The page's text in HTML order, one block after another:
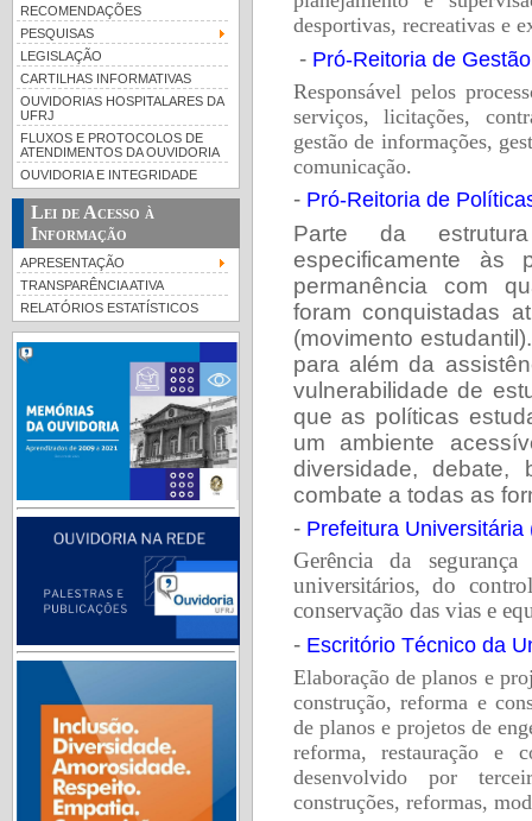
RECOMENDAÇÕES
PESQUISAS
LEGISLAÇÃO
CARTILHAS INFORMATIVAS
OUVIDORIAS HOSPITALARES DA
UFRJ
FLUXOS E PROTOCOLOS DE
ATENDIMENTOS DA OUVIDORIA
OUVIDORIA E INTEGRIDADE
Lei de Acesso à
Informação
APRESENTAÇÃO
TRANSPARÊNCIA ATIVA
RELATÓRIOS ESTATÍSTICOS
desportivas, recreativas e
-Pró-Reitoria de
Responsável pelos
serviços, licitações,
gestão de informações,
comunicação.
-Pró-Reitoria de
Parte da
especificamente às
permanência com
foram conquistadas
(movimento
para além da
vulnerabilidade de
que as políticas
um ambiente
diversidade, debate,
combate a todas as
- Prefeitura Universitária
Gerência da
universitários, do
conservação das vias e
- Escritório Técnico da
Elaboração de planos e
construção, reforma e
de planos e projetos de
reforma, restauração e
desenvolvido por
construções, reformas,